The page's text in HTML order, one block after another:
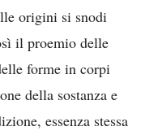
origini si snodi
il proemio delle
forme in corpi
della sostanza e
essenza stessa